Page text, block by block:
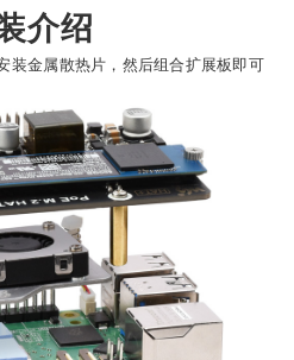
介绍
装金属散热片，然后组合扩展板即可